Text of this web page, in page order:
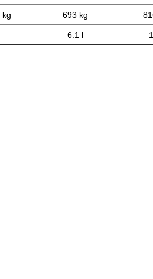
kg 693 kg
6.1 l